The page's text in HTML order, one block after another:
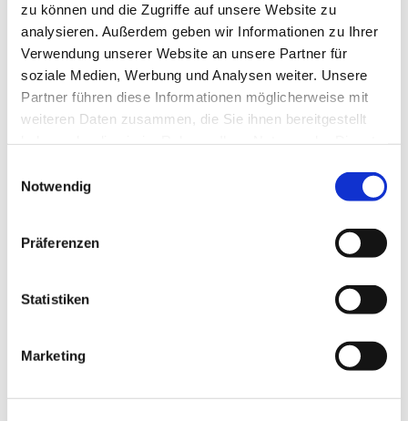
zu können und die Zugriffe auf unsere Website zu
analysieren. Außerdem geben wir Informationen zu Ihrer
Verwendung unserer Website an unsere Partner für
soziale Medien, Werbung und Analysen weiter. Unsere
Partner führen diese Informationen möglicherweise mit
weiteren Daten zusammen, die Sie ihnen bereitgestellt
Notwendig
Präferenzen
Statistiken
Marketing
Bitte akzeptieren Sie Marketing-Cookies, um
diese Karte anzuzeigen.
Accept cookies
Unsere Kita